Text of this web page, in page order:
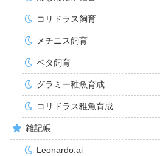
コリドラス飼育
メチニス飼育
ベタ飼育
グラミー稚魚育成
コリドラス稚魚育成
雑記帳
Leonardo.ai